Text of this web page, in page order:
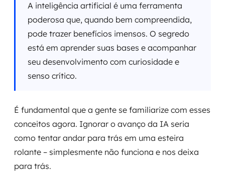
A inteligência artificial é uma ferramenta
poderosa que, quando bem compreendida,
pode trazer benefícios imensos. O segredo
está em aprender suas bases e acompanhar
seu desenvolvimento com curiosidade e
senso crítico.
É fundamental que a gente se familiarize com esses
conceitos agora. Ignorar o avanço da IA seria
como tentar andar para trás em uma esteira
rolante – simplesmente não funciona e nos deixa
para trás.